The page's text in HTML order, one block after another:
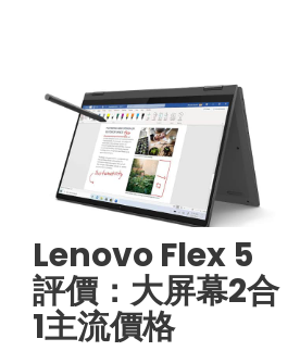
Lenovo Flex 5
評價：大屏幕2合
1主流價格